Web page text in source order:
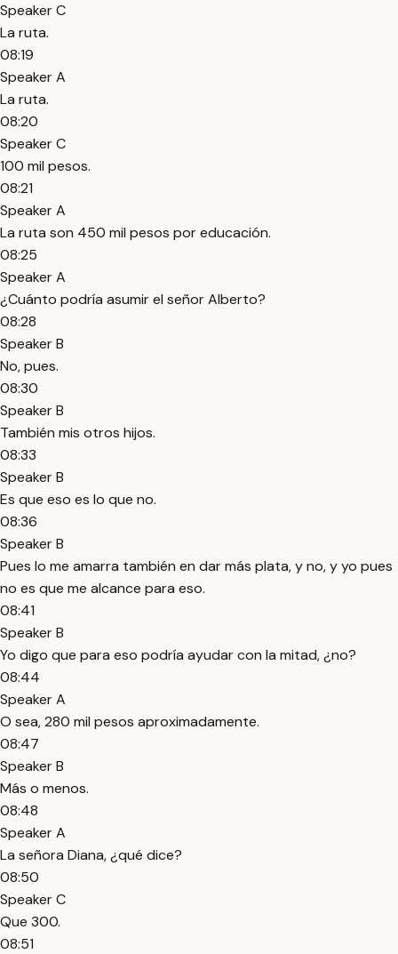
Speaker C
La ruta.
08:19
Speaker A
La ruta.
08:20
Speaker C
100 mil pesos.
08:21
Speaker A
La ruta son 450 mil pesos por educación.
08:25
Speaker A
¿Cuánto podría asumir el señor Alberto?
08:28
Speaker B
No, pues.
08:30
Speaker B
También mis otros hijos.
08:33
Speaker B
Es que eso es lo que no.
08:36
Speaker B
Pues lo me amarra también en dar más plata, y no, y yo pues
no es que me alcance para eso.
08:41
Speaker B
Yo digo que para eso podría ayudar con la mitad, ¿no?
08:44
Speaker A
O sea, 280 mil pesos aproximadamente.
08:47
Speaker B
Más o menos.
08:48
Speaker A
La señora Diana, ¿qué dice?
08:50
Speaker C
Que 300.
08:51